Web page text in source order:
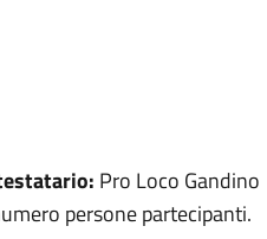
Pro Loco Gandino
persone partecipanti.